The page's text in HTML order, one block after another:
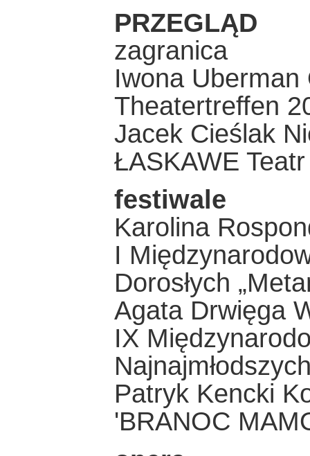
PRZEGLĄD
zagranica
Iwona
Theatertreffen
Jacek Cieślak
ŁASKAWE
festiwale
Karolina
I
Dorosłych
Agata Drwięga
IX
Patryk Kencki
'BRANOC